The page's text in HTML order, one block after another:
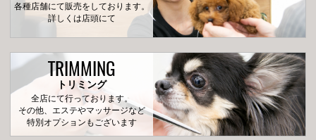
各種店舗にて販売をしております。
詳しくは店頭にて
TRIMMING
トリミング
全店にて行っております。
その他、エステやマッサージなど
特別オプションもございます